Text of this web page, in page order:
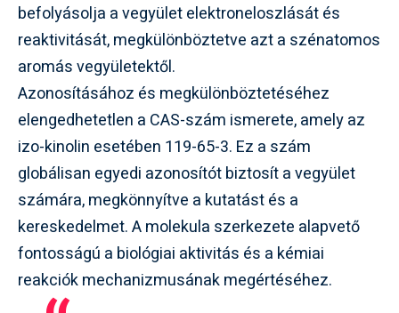
befolyásolja a vegyület elektroneloszlását és
reaktivitását, megkülönböztetve azt a szénatomos
aromás vegyületektől.
Azonosításához és megkülönböztetéséhez
elengedhetetlen a CAS-szám ismerete, amely az
izo-kinolin esetében 119-65-3. Ez a szám
globálisan egyedi azonosítót biztosít a vegyület
számára, megkönnyítve a kutatást és a
kereskedelmet. A molekula szerkezete alapvető
fontosságú a biológiai aktivitás és a kémiai
reakciók mechanizmusának megértéséhez.